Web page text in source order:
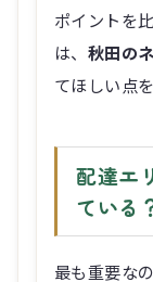
ポイントを
は、 秋田の
てほしい点
配達エ
ている
最も重要な